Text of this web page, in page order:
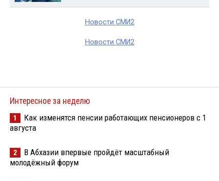
Новости СМИ2
Новости СМИ2
Интересное за неделю
1
Как изменятся пенсии работающих пенсионеров с 1
августа
2
В Абхазии впервые пройдёт масштабный
молодёжный форум